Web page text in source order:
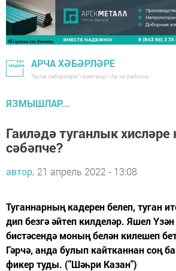
АРЧА ХӘБӘРЛӘРЕ
"Арча хәбәрләре" газетасы - Арча районы
ЯЗМЫШЛАР...
Гаиләдә туганлык хисләре
сәбәпче?
автор, 21 апрель 2022 - 13:08
Туганнарның кадерен белеп, туган
дип безгә әйтеп килделәр. Яшел
бистәсендә моның белән килешеп
Гәрчә, анда булып кайтканнан соң
фикер туды. ("Шәһри Казан")